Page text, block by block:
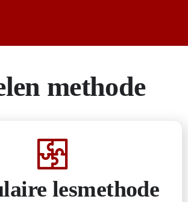
methode
lesmethode